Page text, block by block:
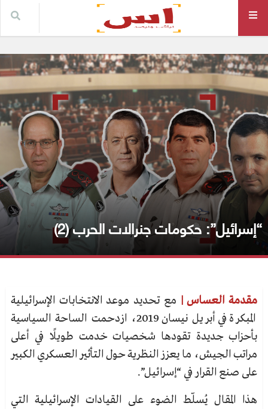
“إسرائيل”: حكومات جنرالات الحرب (2)
مقدمة العساس | مع تحديد موعد الانتخابات الإسرائيلية
المبكرة في أبريل نيسان 2019، ازدحمت الساحة السياسية
بأحزاب جديدة تقودها شخصيات خدمت طويلًا في أعلى
مراتب الجيش، ما يعزز النظرية حول التأثير العسكري الكبير
على صنع القرار في “إسرائيل”.
هذا المقال يُسلّط الضوء على القيادات الإسرائيلية التي